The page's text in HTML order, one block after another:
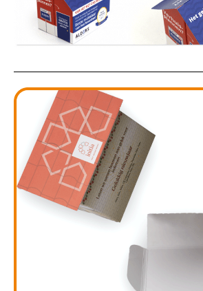
Budget kaarten
Alle producten
Marketing voor Scholen
Food Marketing
Brochure downloaden